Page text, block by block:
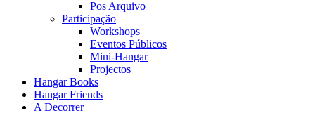
Pos Arquivo
Participação
Workshops
Eventos Públicos
Mini-Hangar
Projectos
Hangar Books
Hangar Friends
A Decorrer